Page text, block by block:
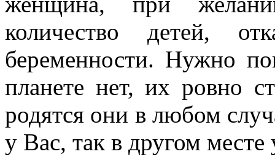
количество детей,
беременности. Нужно
планете нет, их ровно
родятся они в любом
у Вас, так в другом месте